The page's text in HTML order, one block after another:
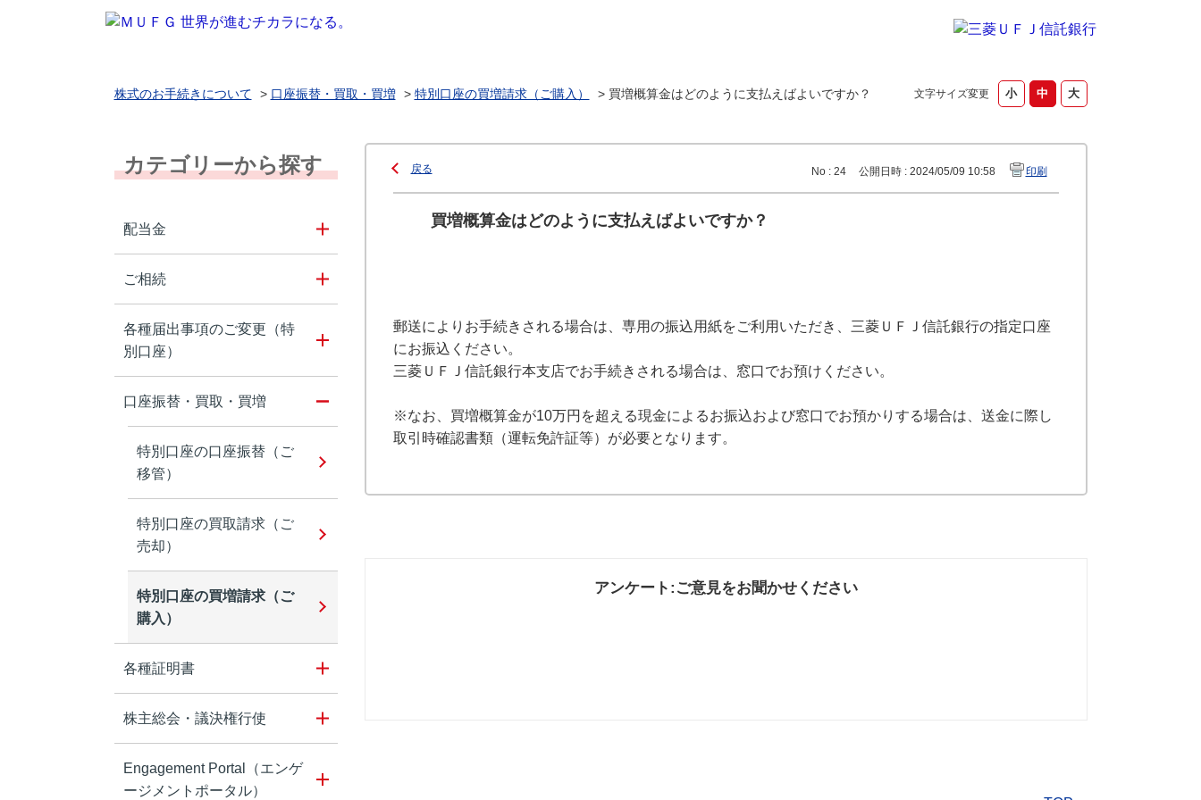
文字サイズ変更
株式のお手続きについて > 口座振替・買取・買増 > 特別口座の買増請求（ご購入） > 買増概算金はどのように支払えばよいですか？
カテゴリーから探す
配当金
ご相続
各種届出事項のご変更（特
別口座）
口座振替・買取・買増
特別口座の口座振替（ご
移管）
特別口座の買取請求（ご
売却）
特別口座の買増請求（ご
購入）
各種証明書
株主総会・議決権行使
Engagement Portal（エンゲ
ージメントポータル）
戻る No : 24 公開日時 : 2024/05/09 10:58 印刷
買増概算金はどのように支払えばよいですか？
郵送によりお手続きされる場合は、専用の振込用紙をご利用いただき、三菱ＵＦＪ信託銀行の指定口座
にお振込ください。
三菱ＵＦＪ信託銀行本支店でお手続きされる場合は、窓口でお預けください。
※なお、買増概算金が10万円を超える現金によるお振込および窓口でお預かりする場合は、送金に際し
取引時確認書類（運転免許証等）が必要となります。
アンケート:ご意見をお聞かせください